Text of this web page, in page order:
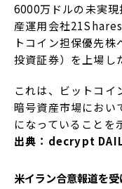
6000万ドルの未実
産運用会社
トコイン担保優先
投資証券）を上場し
これは、ビットコイ
暗号資産市場におい
になっていることを
出典：decrypt
米イラン合意報道を